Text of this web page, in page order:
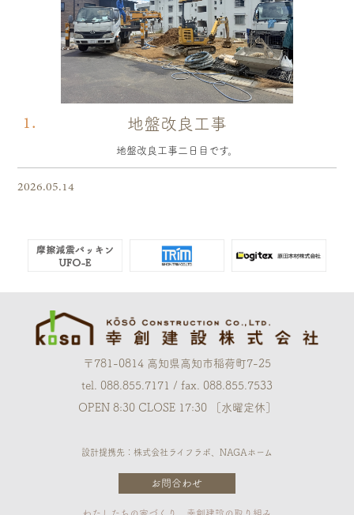
1. 地盤改良工事
地盤改良工事二日目です。
2026.05.14
〒781-0814 高知県高知市稲荷町7-25
tel. 088.855.7171 / fax. 088.855.7533
OPEN 8:30 CLOSE 17:30 ［水曜定休］
設計提携先：株式会社ライフラボ、NAGAホーム
お問合わせ